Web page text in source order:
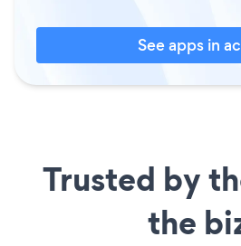
See apps in
Trusted by
the